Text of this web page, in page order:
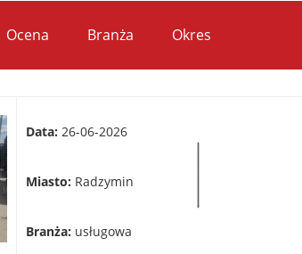
Ocena Branża Okres
Data: 26-06-2026
Miasto: Radzymin
Branża: usługowa